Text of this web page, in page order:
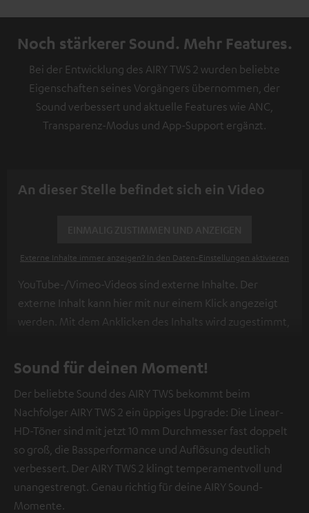
Noch stärkerer Sound. Mehr Features.
Bei der Entwicklung des AIRY TWS 2 wurden beliebte
Eigenschaften seines Vorgängers übernommen, der
Sound verbessert und aktuelle Features wie ANC,
Transparenz-Modus und App-Support ergänzt.
An dieser Stelle befindet sich ein Video
Externe Inhalte immer anzeigen? In den Daten‑Einstellungen aktivieren
YouTube-/Vimeo-Videos sind externe Inhalte. Der
externe Inhalt kann hier mit nur einem Klick angezeigt
werden. Mit dem Anklicken des Inhalts wird zugestimmt,
personenbezogene Daten an Drittplattformen
übermittelt werden.Weitere Informationen sind in der
Datenschutzerklärung unter I zu finden.
Sound für deinen Moment!
Der beliebte Sound des AIRY TWS bekommt beim
Nachfolger AIRY TWS 2 ein üppiges Upgrade: Die Linear-
HD-Töner sind mit jetzt 10 mm Durchmesser fast doppelt
so groß, die Bassperformance und Auflösung deutlich
verbessert. Der AIRY TWS 2 klingt temperamentvoll und
unangestrengt. Genau richtig für deine AIRY Sound-
Momente.